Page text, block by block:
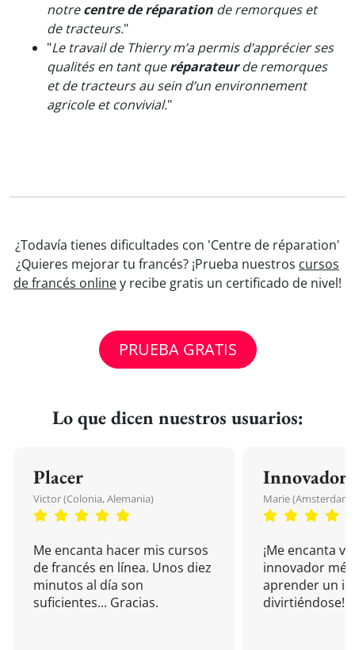
notrecentre de réparation de remorques et
de tracteurs."
"Le travail de Thierry m’a permis d’apprécier ses
qualités en tant queréparateurde remorques
et de tracteurs au sein d’un environnement
agricole et convivial."
¿Todavía tienes dificultades con 'Centre de réparation'
¿Quieres mejorar tu francés? ¡Prueba nuestros cursos
de francés onliney recibe gratis un certificado de nivel!
PRUEBA GRATIS
Lo que dicen nuestros usuarios:
Placer
Victor (Colonia, Alemania)
Me encanta hacer mis cursos
de francés en línea. Unos diez
minutos al día son
suficientes... Gracias.
Innovador
Marie (Amsterdam,
¡Me encanta
innovador
aprender un
divirtiéndose!